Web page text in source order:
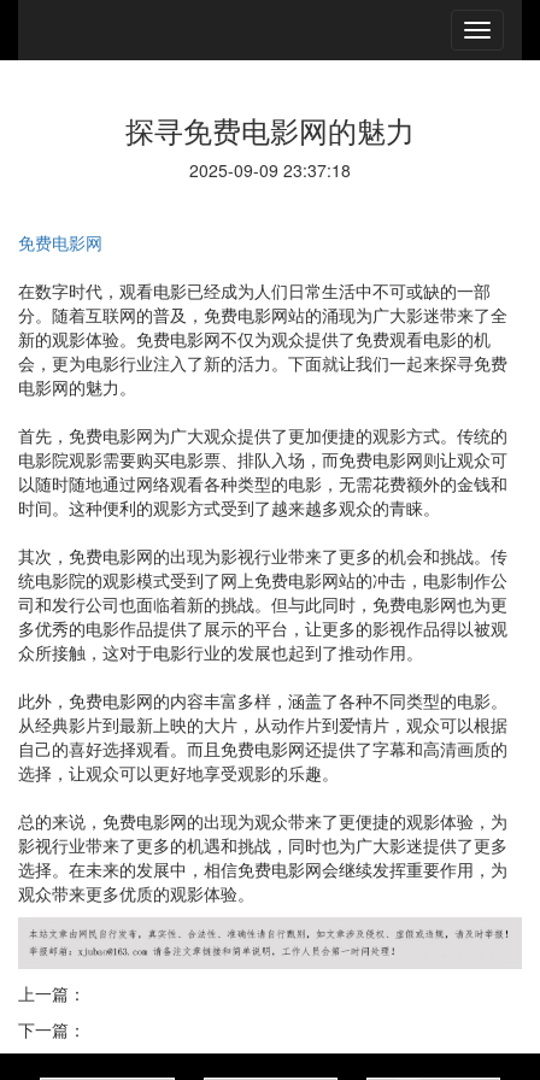
探寻免费电影网的魅力
2025-09-09 23:37:18
免费电影网
在数字时代，观看电影已经成为人们日常生活中不可或缺的一部
分。随着互联网的普及，免费电影网站的涌现为广大影迷带来了全
新的观影体验。免费电影网不仅为观众提供了免费观看电影的机
会，更为电影行业注入了新的活力。下面就让我们一起来探寻免费
电影网的魅力。
首先，免费电影网为广大观众提供了更加便捷的观影方式。传统的
电影院观影需要购买电影票、排队入场，而免费电影网则让观众可
以随时随地通过网络观看各种类型的电影，无需花费额外的金钱和
时间。这种便利的观影方式受到了越来越多观众的青睐。
其次，免费电影网的出现为影视行业带来了更多的机会和挑战。传
统电影院的观影模式受到了网上免费电影网站的冲击，电影制作公
司和发行公司也面临着新的挑战。但与此同时，免费电影网也为更
多优秀的电影作品提供了展示的平台，让更多的影视作品得以被观
众所接触，这对于电影行业的发展也起到了推动作用。
此外，免费电影网的内容丰富多样，涵盖了各种不同类型的电影。
从经典影片到最新上映的大片，从动作片到爱情片，观众可以根据
自己的喜好选择观看。而且免费电影网还提供了字幕和高清画质的
选择，让观众可以更好地享受观影的乐趣。
总的来说，免费电影网的出现为观众带来了更便捷的观影体验，为
影视行业带来了更多的机遇和挑战，同时也为广大影迷提供了更多
选择。在未来的发展中，相信免费电影网会继续发挥重要作用，为
观众带来更多优质的观影体验。
上一篇：
下一篇：